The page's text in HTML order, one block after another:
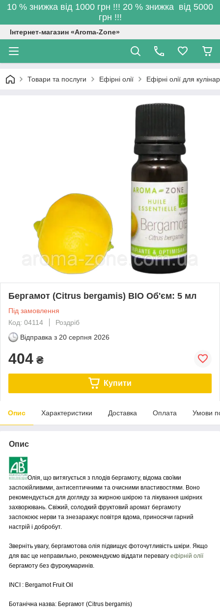
10 % знижка від 1000 грн !!! 20 % знижка від 5000
грн !!!
Інтернет-магазин «Aroma-Zone»
Товари та послуги Ефірні олії Ефірні олії для
Бергамот (Citrus bergamis) BIO Об'єм: 5 мл
Під замовлення
Код: 04114
Роздріб
Відправка з 20 серпня 2026
404 ₴
Купити
Опис Характеристики Доставка Оплата Умови
Опис
Олія, що витягується з плодів бергамоту, відома своїми
заспокійливими, антисептичними та очисними властивостями. Воно
рекомендується для догляду за жирною шкірою та лікування шкірних
захворювань. Свіжий, солодкий фруктовий аромат бергамоту
заспокоює нерви та знезаражує повітря вдома, приносячи гарний
настрій і добробут.
Зверніть увагу, бергамотова олія підвищує фоточутливість шкіри. Якщо
для вас це неправильно, рекомендуємо віддати перевагу ефірній олії
бергамоту без фурокумаринів.
INCI : Bergamot Fruit Oil
Ботанічна назва: Бергамот (Citrus bergamis)